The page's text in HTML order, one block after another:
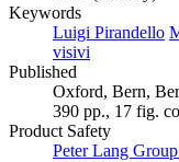
Keywords
Luigi Pirandello
visivi
Published
Oxford, Bern,
390 pp., 17 fig.
Product Safety
Peter Lang